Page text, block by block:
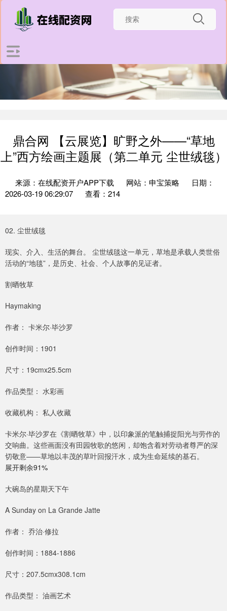
鼎合网 【云展览】旷野之外——“草地
上”西方绘画主题展（第二单元 尘世绒毯）
来源：在线配资开户APP下载 网站：申宝策略
日期：
2026-03-19 06:29:07
查看：214
02. 尘世绒毯
现实、介入、生活的舞台。 尘世绒毯这一单元，草地是承载人类世俗
活动的“地毯”，是历史、社会、个人故事的见证者。
割晒牧草
Haymaking
作者： 卡米尔·毕沙罗
创作时间：1901
尺寸：19cmx25.5cm
作品类型： 水彩画
收藏机构： 私人收藏
卡米尔·毕沙罗在《割晒牧草》中，以印象派的笔触捕捉阳光与劳作的
交响曲。这些画面没有田园牧歌的悠闲，却饱含着对劳动者尊严的深
切敬意——草地以丰茂的草叶回报汗水，成为生命延续的基石。
展开剩余91%
大碗岛的星期天下午
A Sunday on La Grande Jatte
作者： 乔治·修拉
创作时间：1884-1886
尺寸：207.5cmx308.1cm
作品类型： 油画艺术